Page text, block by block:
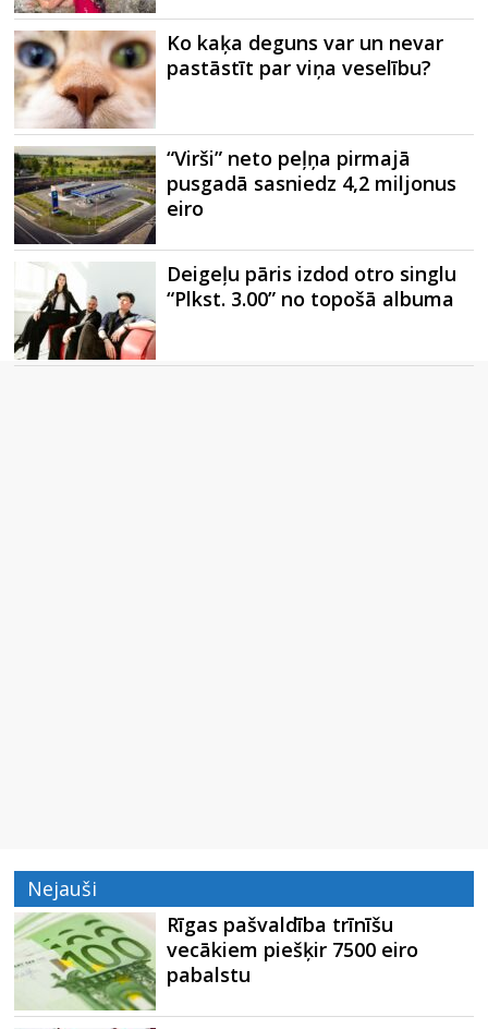
Ko kaķa deguns var un nevar
pastāstīt par viņa veselību?
“Virši” neto peļņa pirmajā
pusgadā sasniedz 4,2 miljonus
eiro
Deigeļu pāris izdod otro singlu
“Plkst. 3.00” no topošā albuma
Nejauši
Rīgas pašvaldība trīnīšu
vecākiem piešķir 7500 eiro
pabalstu